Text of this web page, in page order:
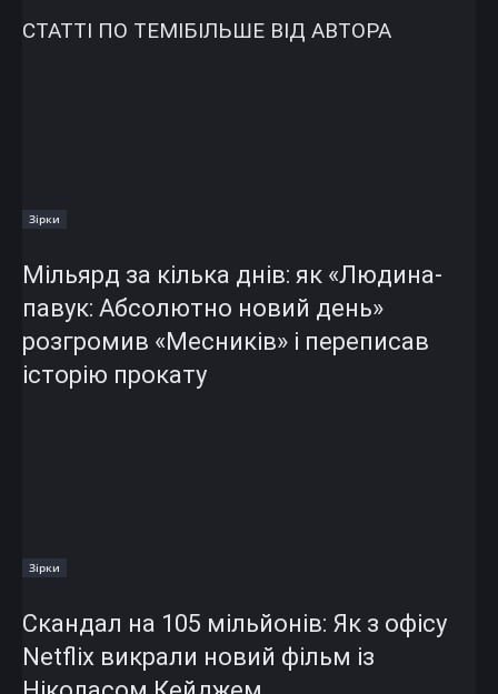
СТАТТІ ПО ТЕМІБІЛЬШЕ ВІД АВТОРА
Зірки
Мільярд за кілька днів: як «Людина-
павук: Абсолютно новий день»
розгромив «Месників» і переписав
історію прокату
Зірки
Скандал на 105 мільйонів: Як з офісу
Netflix викрали новий фільм із